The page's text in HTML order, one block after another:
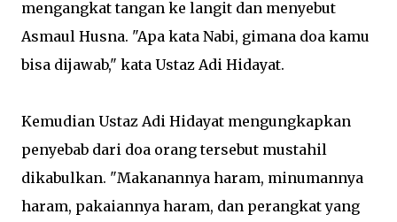
mengangkat tangan ke langit dan menyebut
Asmaul Husna. "Apa kata Nabi, gimana doa kamu
bisa dijawab," kata Ustaz Adi Hidayat.
Kemudian Ustaz Adi Hidayat mengungkapkan
penyebab dari doa orang tersebut mustahil
dikabulkan. "Makanannya haram, minumannya
haram, pakaiannya haram, dan perangkat yang